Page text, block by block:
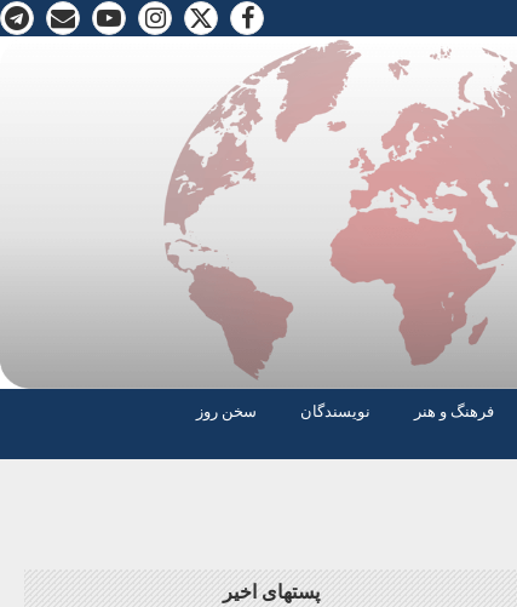
فرهنگ و هنر نویسندگان
سخن روز
پستهای اخیر